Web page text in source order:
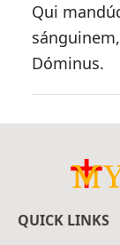
Qui
Dóminus.
QUICK LINKS